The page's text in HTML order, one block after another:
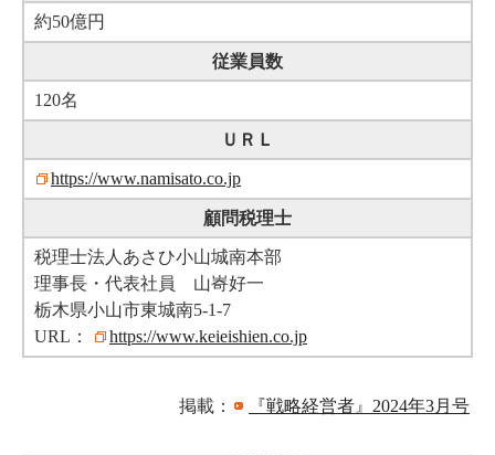
約50億円
従業員数
120名
ＵＲＬ
https://www.namisato.co.jp
顧問税理士
税理士法人あさひ小山城南本部
理事長・代表社員 山㟢好一
栃木県小山市東城南5-1-7
URL：
https://www.keieishien.co.jp
掲載： 『戦略経営者』2024年3月号